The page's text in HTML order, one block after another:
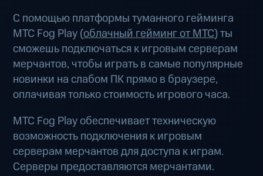
С помощью платформы туманного гейминга
МТС Fog Play (облачный гейминг от МТС) ты
сможешь подключаться к игровым серверам
мерчантов, чтобы играть в самые популярные
новинки на слабом ПК прямо в браузере,
оплачивая только стоимость игрового часа.
МТС Fog Play обеспечивает техническую
возможность подключения к игровым
серверам мерчантов для доступа к играм.
Серверы предоставляются мерчантами.